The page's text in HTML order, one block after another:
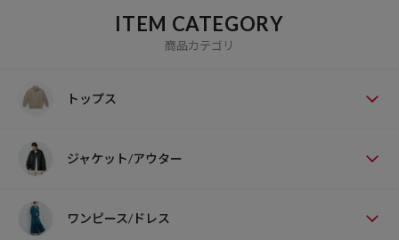
ITEM CATEGORY
商品カテゴリ
トップス
ジャケット/アウター
ワンピース/ドレス